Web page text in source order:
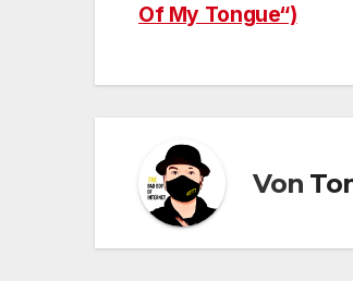
Of My Tongue“)
Von